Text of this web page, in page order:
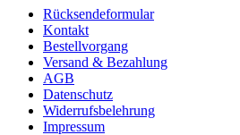
Rücksendeformular
Kontakt
Bestellvorgang
Versand & Bezahlung
AGB
Datenschutz
Widerrufsbelehrung
Impressum